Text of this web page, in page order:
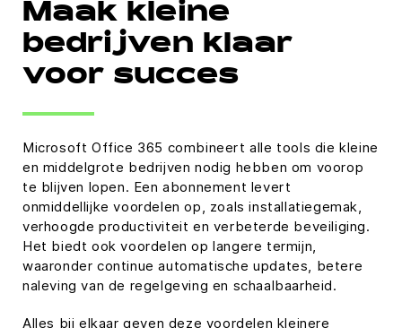
Maak kleine
bedrijven klaar
voor succes
Microsoft Office 365 combineert alle tools die kleine
en middelgrote bedrijven nodig hebben om voorop
te blijven lopen. Een abonnement levert
onmiddellijke voordelen op, zoals installatiegemak,
verhoogde productiviteit en verbeterde beveiliging.
Het biedt ook voordelen op langere termijn,
waaronder continue automatische updates, betere
naleving van de regelgeving en schaalbaarheid.
Alles bij elkaar geven deze voordelen kleinere